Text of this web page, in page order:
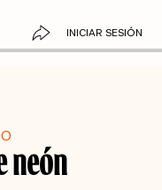
INICIAR SESIÓN
neón